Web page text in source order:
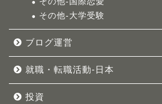
その他-大学受験
ブログ運営
就職・転職活動-日本
投資